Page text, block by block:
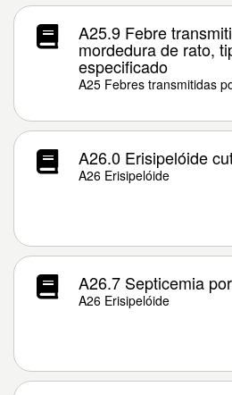
A25.9 Febre
mordedura de rato,
especificado
A25 Febres transmitidas
A26.0 Erisipelóide
A26 Erisipelóide
A26.7 Septicemia
A26 Erisipelóide